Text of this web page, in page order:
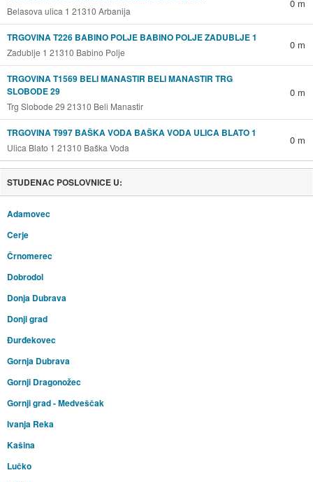
Belasova ulica 1 21310 Arbanija
0 m
TRGOVINA T226 BABINO POLJE BABINO POLJE ZADUBLJE 1
Zadublje 1 21310 Babino Polje
0 m
TRGOVINA T1569 BELI MANASTIR BELI MANASTIR TRG
SLOBODE 29
Trg Slobode 29 21310 Beli Manastir
0 m
TRGOVINA T997 BAŠKA VODA BAŠKA VODA ULICA BLATO 1
Ulica Blato 1 21310 Baška Voda
0 m
STUDENAC POSLOVNICE U:
Adamovec
Cerje
Črnomerec
Dobrodol
Donja Dubrava
Donji grad
Đurđekovec
Gornja Dubrava
Gornji Dragonožec
Gornji grad - Medveščak
Ivanja Reka
Kašina
Lučko